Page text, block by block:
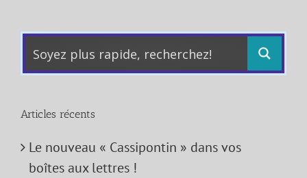
Articles récents
Le nouveau « Cassipontin » dans vos
boîtes aux lettres !